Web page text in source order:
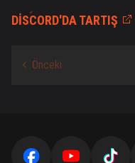
DISCORD'DA TARTIŞ